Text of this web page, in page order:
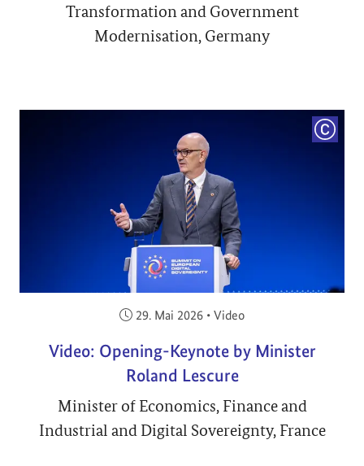
Transformation and Government
Modernisation, Germany
Veröffentlicht am:
29. Mai 2026 • Video
Video: Opening-Keynote by Minister
Roland Lescure
Minister of Economics, Finance and
Industrial and Digital Sovereignty, France